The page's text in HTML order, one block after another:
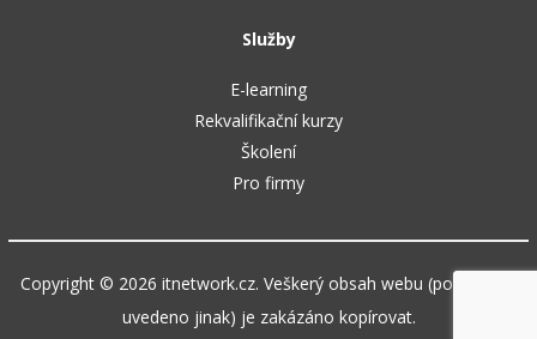
Služby
E-learning
Rekvalifikační kurzy
Školení
Pro firmy
Copyright © 2026 itnetwork.cz. Veškerý obsah webu (pokud není
uvedeno jinak) je zakázáno kopírovat.